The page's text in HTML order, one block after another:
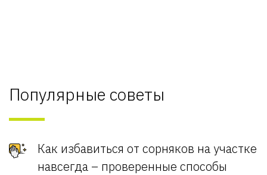
Популярные советы
Как избавиться от сорняков на участке
навсегда – проверенные способы